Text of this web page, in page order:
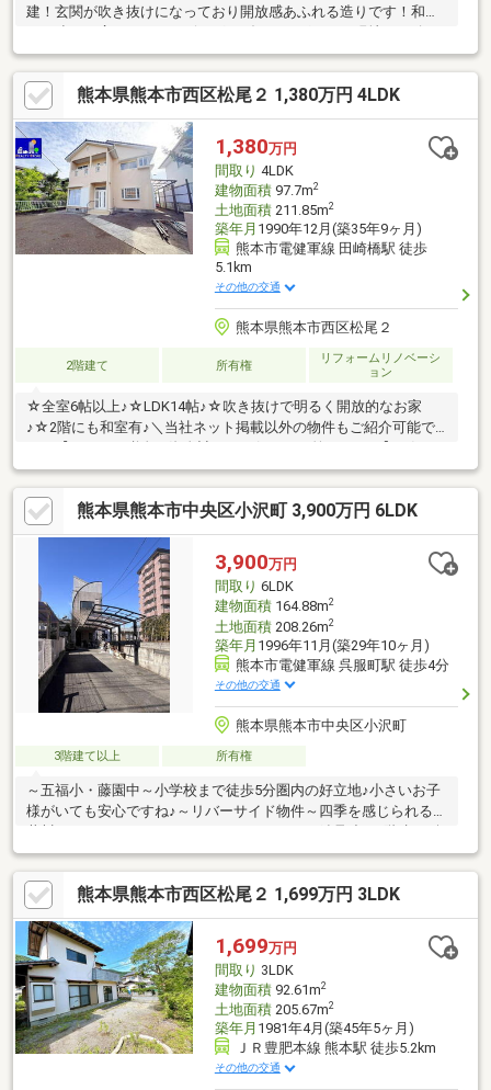
建！玄関が吹き抜けになっており開放感あふれる造りです！和室
めを！
熊本県熊本市西区松尾２ 1,380万円 4LDK
1,380万円
間取り 4LDK
建物面積97.7m2
土地面積211.85m2
築年月 1990年12月(築35年9ヶ月)
熊本市電健軍線 田崎橋駅 徒歩
5.1km
その他の交通
熊本県熊本市西区松尾２
2階建て 所有権
リフォームリノベーシ
ョン
☆全室6帖以上♪☆LDK14帖♪☆吹き抜けで明るく開放的なお家
♪☆2階にも和室有♪＼当社ネット掲載以外の物件もご紹介可能で
なるお家がたくさんある！A.すべての物件資料を一括してご提供
します♪Q.住宅ローンはどこの銀行で借りたらいいの？A.諸条件を
お伺いし、お客様にとって最適な金融機関をご提案します♪Q.未公
開情報を知りたい！A.これから公開を予定している物件情報もご
紹介します♪お家探しからアフターサービス・フォローまで、ワン
ストップでリアルティストアがお手伝いします♪
熊本県熊本市中央区小沢町 3,900万円 6LDK
3,900万円
間取り 6LDK
建物面積164.88m2
土地面積208.26m2
築年月 1996年11月(築29年10ヶ月)
熊本市電健軍線 呉服町駅 徒歩4分
その他の交通
熊本県熊本市中央区小沢町
3階建て以上 所有権
～五福小・藤園中～小学校まで徒歩5分圏内の好立地♪小さいお子
様がいても安心ですね♪～リバーサイド物件～四季を感じられる坪
震性の高い鉄骨造のおうち！どっしりと構えた重厚感のある外観
です♪延床面積150㎡以上！！市街地ならではの都市型間取りです
♪～市街地へアクセス良好～オシャレな飲食店が建ち並ぶ新町エリ
ア、成長目覚ましい熊本駅エリア、下通方面へもアクセス良好で
す！休日のお出かけが楽しみなる立地です♪～事前ご予約お願いい
たします～所有者様居住中のため、ご内覧の際は事前にご予約く
ださい。
熊本県熊本市西区松尾２ 1,699万円 3LDK
1,699万円
間取り 3LDK
建物面積92.61m2
土地面積205.67m2
築年月 1981年4月(築45年5ヶ月)
ＪＲ豊肥本線 熊本駅 徒歩5.2km
その他の交通